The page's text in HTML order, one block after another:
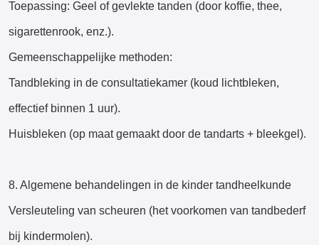
Toepassing: Geel of gevlekte tanden (door koffie, thee,
sigarettenrook, enz.).
Gemeenschappelijke methoden:
Tandbleking in de consultatiekamer (koud lichtbleken,
effectief binnen 1 uur).
Huisbleken (op maat gemaakt door de tandarts + bleekgel).
8. Algemene behandelingen in de kinder tandheelkunde
Versleuteling van scheuren (het voorkomen van tandbederf
bij kindermolen).